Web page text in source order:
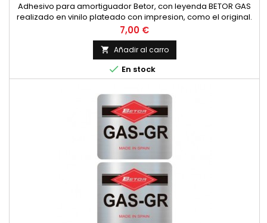
Adhesivo para amortiguador Betor, con leyenda BETOR GAS
realizado en vinilo plateado con impresion, como el original.
PRECIO POR PAREJA
Precio
7,00 €
 Añadir al carro
 En stock